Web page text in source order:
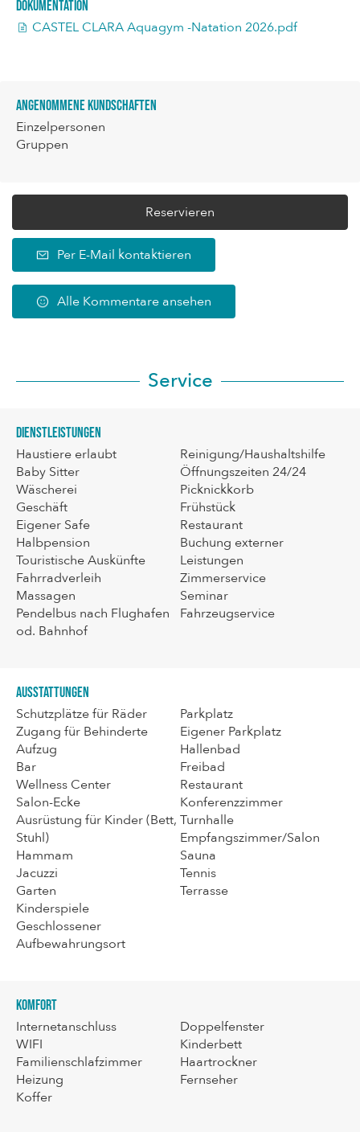
Dokumentation
CASTEL CLARA Aquagym -Natation 2026.pdf
Angenommene Kundschaften
Einzelpersonen
Gruppen
Reservieren
Per E-Mail kontaktieren
Alle Kommentare ansehen
Service
Dienstleistungen
Haustiere erlaubt
Baby Sitter
Wäscherei
Geschäft
Eigener Safe
Halbpension
Touristische Auskünfte
Fahrradverleih
Massagen
Pendelbus nach Flughafen
od. Bahnhof
Reinigung/Haushaltshilfe
Öffnungszeiten 24/24
Picknickkorb
Frühstück
Restaurant
Buchung externer
Leistungen
Zimmerservice
Seminar
Fahrzeugservice
Ausstattungen
Schutzplätze für Räder
Zugang für Behinderte
Aufzug
Bar
Wellness Center
Salon-Ecke
Ausrüstung für Kinder (Bett,
Stuhl)
Hammam
Jacuzzi
Garten
Kinderspiele
Geschlossener
Aufbewahrungsort
Parkplatz
Eigener Parkplatz
Hallenbad
Freibad
Restaurant
Konferenzzimmer
Turnhalle
Empfangszimmer/Salon
Sauna
Tennis
Terrasse
Komfort
Internetanschluss
WIFI
Familienschlafzimmer
Heizung
Koffer
Doppelfenster
Kinderbett
Haartrockner
Fernseher